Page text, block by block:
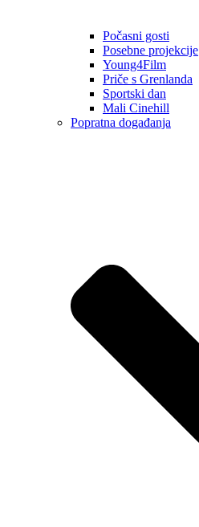
Počasni gosti
Posebne projekcije
Young4Film
Priče s Grenlanda
Sportski dan
Mali Cinehill
Popratna događanja